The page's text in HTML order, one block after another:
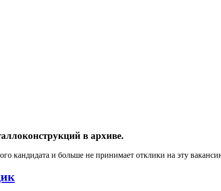
в архиве.
кандидата и больше не принимает отклики на эту